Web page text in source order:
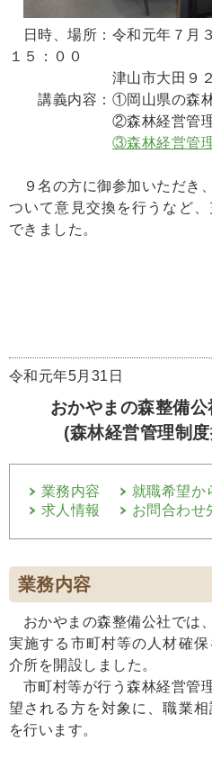
日時、場所：令和元年７
１５：００
津山市大田９２０
講義内容：①岡山県
②森林経営管
③森林経営管
９名の方に御参加いただき
ついて意見交換を行うなど
できました。
令和元年5月31日
おかやまの森整備
(森林経営管理制
業務内容
就職希望か
求人情報
お問合わせ
業務内容
おかやまの森整備公社では
実施する市町村等の人材確
介所を開設しました。
市町村等が行う森林経営管
望される方を対象に、職業
を行います。